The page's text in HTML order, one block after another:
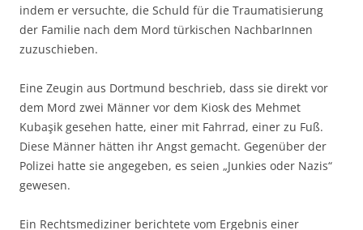
indem er versuchte, die Schuld für die Traumatisierung
der Familie nach dem Mord türkischen NachbarInnen
zuzuschieben.
Eine Zeugin aus Dortmund beschrieb, dass sie direkt vor
dem Mord zwei Männer vor dem Kiosk des Mehmet
Kubaşik gesehen hatte, einer mit Fahrrad, einer zu Fuß.
Diese Männer hätten ihr Angst gemacht. Gegenüber der
Polizei hatte sie angegeben, es seien „Junkies oder Nazis“
gewesen.
Ein Rechtsmediziner berichtete vom Ergebnis einer